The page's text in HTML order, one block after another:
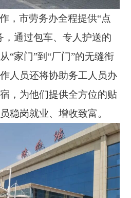
，市劳务办全程提供“点
，通过包车、专人护送的
“家门”到“厂门”的无缝衔
人员还将协助务工人员办
，为他们提供全方位的贴
稳岗就业、增收致富。